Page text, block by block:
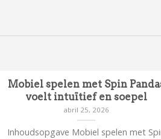
Mobiel spelen met Spin
voelt intuïtief en soepel
abril 25, 2026
Inhoudsopgave Mobiel spelen met